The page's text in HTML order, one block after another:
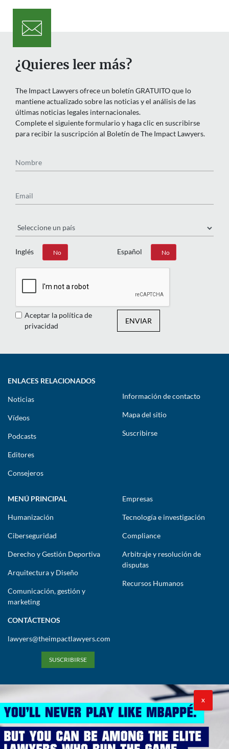
¿Quieres leer más?
The Impact Lawyers ofrece un boletín GRATUITO que lo
mantiene actualizado sobre las noticias y el análisis de las
últimas noticias legales internacionales.
Complete el siguiente formulario y haga clic en suscribirse
para recibir la suscripción al Boletín de The Impact Lawyers.
Inglés
Sí No Español
Sí No
Aceptar la política de
privacidad
ENVIAR
ENLACES RELACIONADOS
Noticias
Vídeos
Podcasts
Editores
Consejeros
Información de contacto
Mapa del sitio
Suscribirse
MENÚ PRINCIPAL
Humanización
Ciberseguridad
Derecho y Gestión Deportiva
Arquitectura y Diseño
Comunicación, gestión y
marketing
Empresas
Tecnología e investigación
Compliance
Arbitraje y resolución de
disputas
Recursos Humanos
CONTÁCTENOS
lawyers@theimpactlawyers.com
SUSCRIBIRSE
X